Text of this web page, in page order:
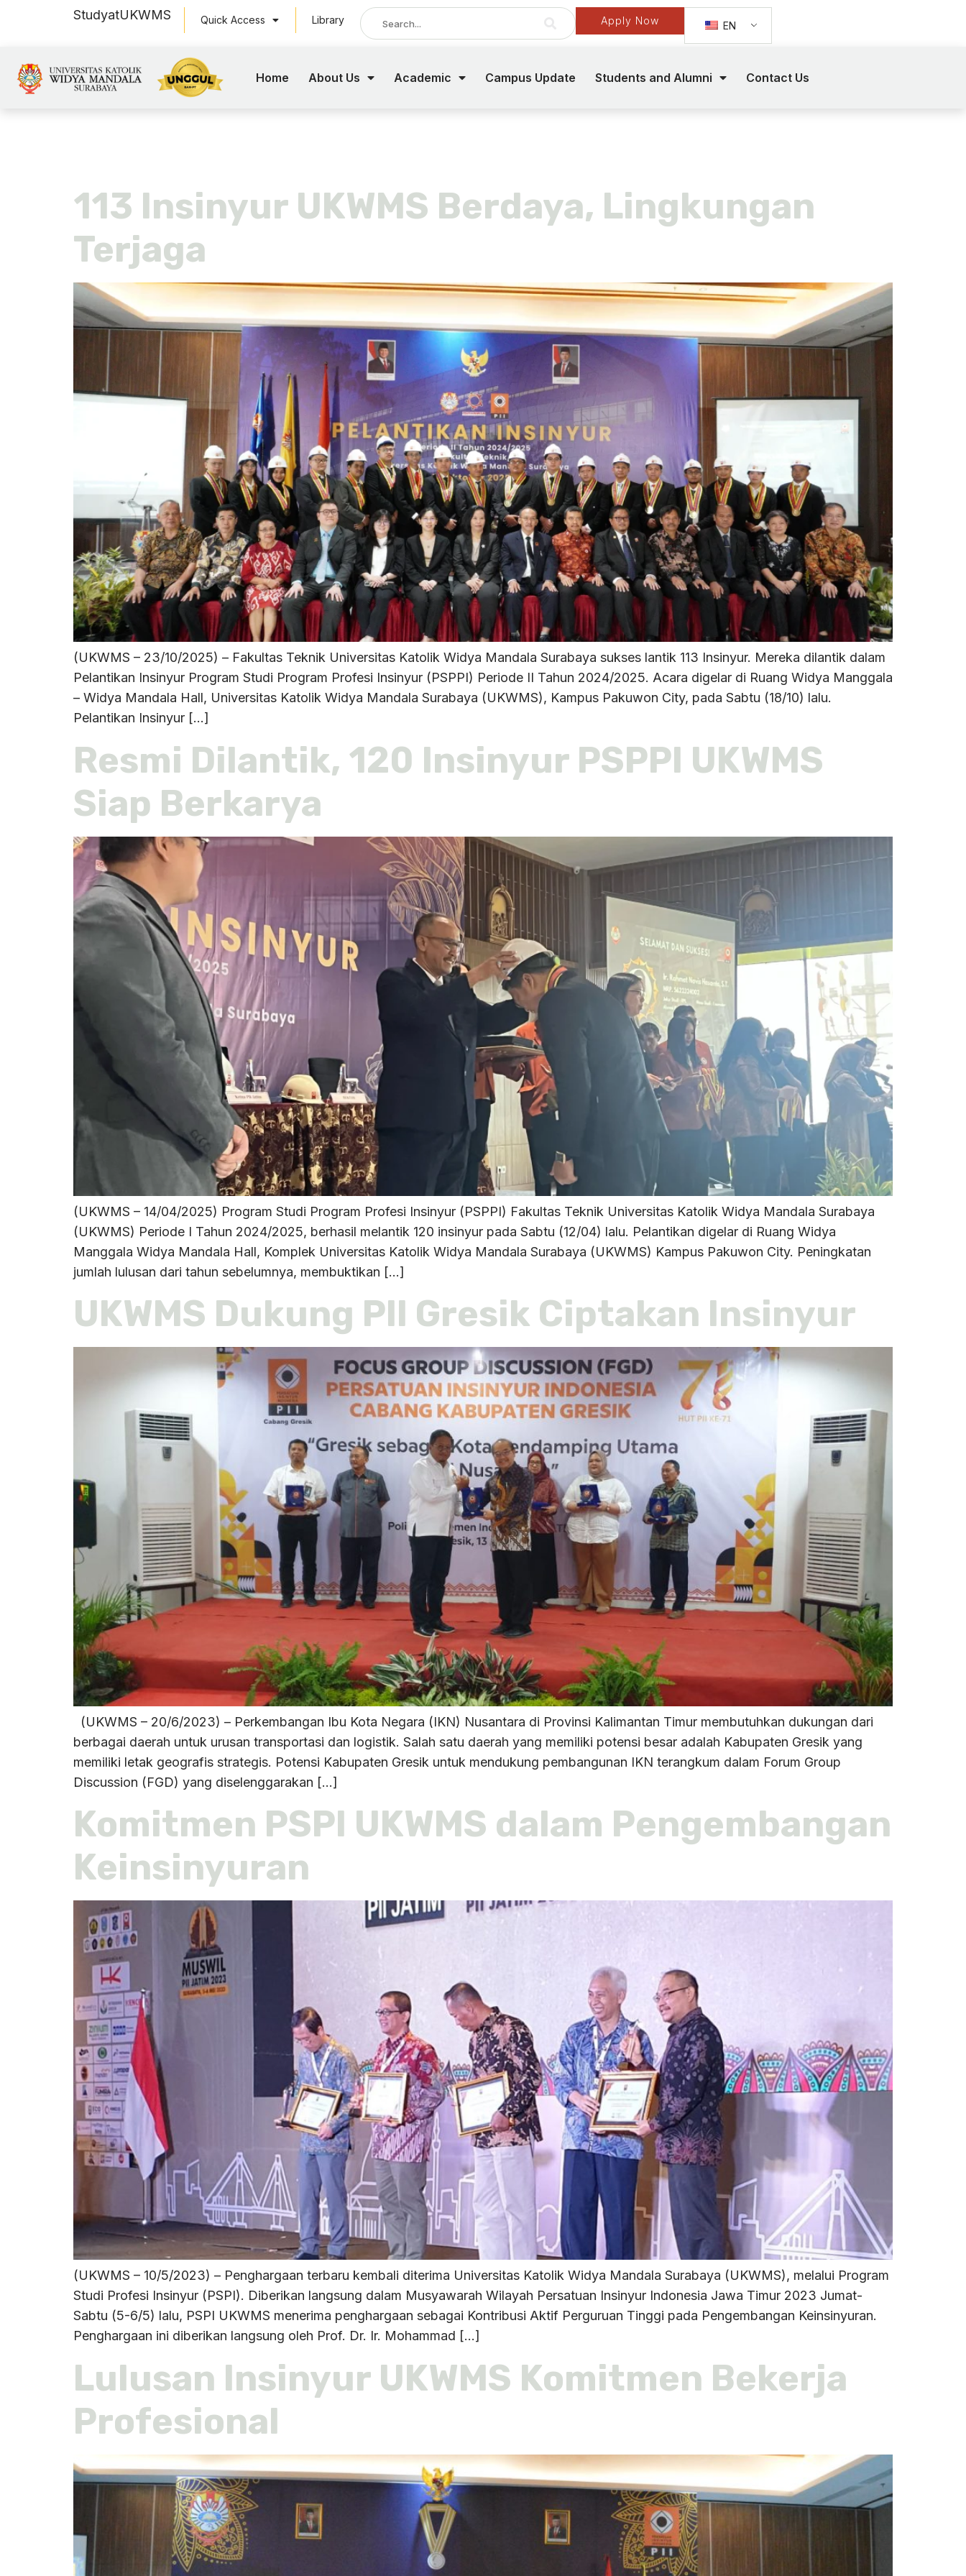
StudyatUKWMS Quick Access Library Apply Now EN
Home About Us Academic Campus Update Students and Alumni Contact Us
113 Insinyur UKWMS Berdaya, Lingkungan
Terjaga
(UKWMS – 23/10/2025) – Fakultas Teknik Universitas Katolik Widya Mandala Surabaya sukses lantik 113 Insinyur. Mereka dilantik dalam
Pelantikan Insinyur Program Studi Program Profesi Insinyur (PSPPI) Periode II Tahun 2024/2025. Acara digelar di Ruang Widya Manggala
– Widya Mandala Hall, Universitas Katolik Widya Mandala Surabaya (UKWMS), Kampus Pakuwon City, pada Sabtu (18/10) lalu.
Pelantikan Insinyur […]
Resmi Dilantik, 120 Insinyur PSPPI UKWMS
Siap Berkarya
(UKWMS – 14/04/2025) Program Studi Program Profesi Insinyur (PSPPI) Fakultas Teknik Universitas Katolik Widya Mandala Surabaya
(UKWMS) Periode I Tahun 2024/2025, berhasil melantik 120 insinyur pada Sabtu (12/04) lalu. Pelantikan digelar di Ruang Widya
Manggala Widya Mandala Hall, Komplek Universitas Katolik Widya Mandala Surabaya (UKWMS) Kampus Pakuwon City. Peningkatan
jumlah lulusan dari tahun sebelumnya, membuktikan […]
UKWMS Dukung PII Gresik Ciptakan Insinyur
(UKWMS – 20/6/2023) – Perkembangan Ibu Kota Negara (IKN) Nusantara di Provinsi Kalimantan Timur membutuhkan dukungan dari
berbagai daerah untuk urusan transportasi dan logistik. Salah satu daerah yang memiliki potensi besar adalah Kabupaten Gresik yang
memiliki letak geografis strategis. Potensi Kabupaten Gresik untuk mendukung pembangunan IKN terangkum dalam Forum Group
Discussion (FGD) yang diselenggarakan […]
Komitmen PSPI UKWMS dalam Pengembangan
Keinsinyuran
(UKWMS – 10/5/2023) – Penghargaan terbaru kembali diterima Universitas Katolik Widya Mandala Surabaya (UKWMS), melalui Program
Studi Profesi Insinyur (PSPI). Diberikan langsung dalam Musyawarah Wilayah Persatuan Insinyur Indonesia Jawa Timur 2023 Jumat-
Sabtu (5-6/5) lalu, PSPI UKWMS menerima penghargaan sebagai Kontribusi Aktif Perguruan Tinggi pada Pengembangan Keinsinyuran.
Penghargaan ini diberikan langsung oleh Prof. Dr. Ir. Mohammad […]
Lulusan Insinyur UKWMS Komitmen Bekerja
Profesional